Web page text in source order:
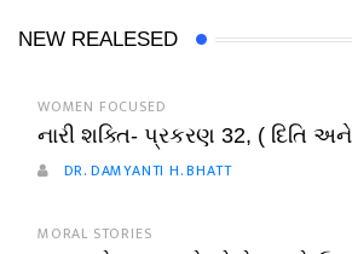
NEW REALESED
WOMEN FOCUSED
નારી શક્તિ- પ્રકરણ 32, ( દિતિ
DR. DAMYANTI H. BHATT
MORAL STORIES